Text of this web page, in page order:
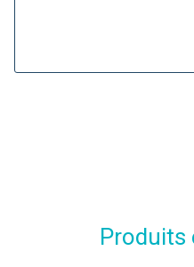
Produits